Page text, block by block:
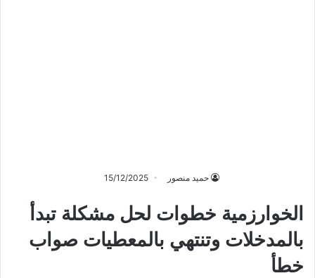
حميد منصور 15/12/2025
الخوارزمية خطوات لحل مشكلة تبدأ
بالمدخلات وتنتهي بالمعطيات صواب
خطأ